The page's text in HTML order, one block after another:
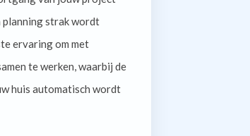
planning strak wordt
ervaring om met
te werken, waarbij de
huis automatisch wordt